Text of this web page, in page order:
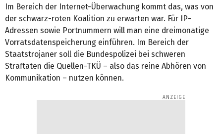
Im Bereich der Internet-Überwachung kommt das, was von
der schwarz-roten Koalition zu erwarten war. Für IP-
Adressen sowie Portnummern will man eine dreimonatige
Vorratsdatenspeicherung einführen. Im Bereich der
Staatstrojaner soll die Bundespolizei bei schweren
Straftaten die Quellen-TKÜ – also das reine Abhören von
Kommunikation – nutzen können.